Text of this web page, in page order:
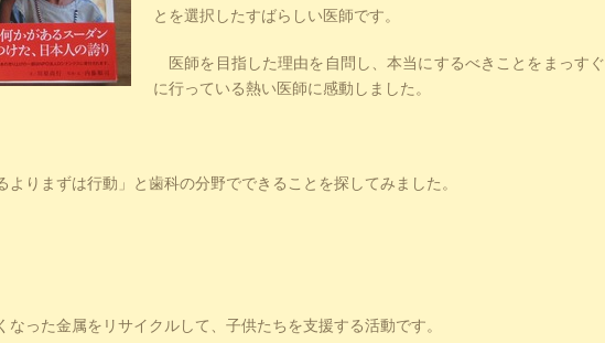
とを選択したすばらしい医師です。
医師を目指した理由を自問し、本当にするべきことをまっすぐ
に行っている熱い医師に感動しました。
よりまずは行動」と歯科の分野でできることを探してみました。
った金属をリサイクルして、子供たちを支援する活動です。